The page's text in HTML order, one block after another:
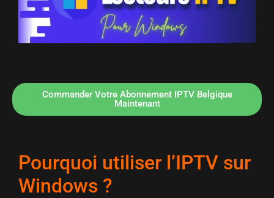
Commander Votre Abonnement IPTV Belgique
Maintenant
Pourquoi utiliser l’IPTV sur
Windows ?